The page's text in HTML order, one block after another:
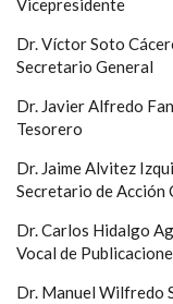
Vicepresidente
Dr. Víctor Soto
Secretario General
Dr. Javier Alfredo
Tesorero
Dr. Jaime Alvitez
Secretario de Acción
Dr. Carlos Hidalgo
Vocal de
Dr. Manuel Wilfredo